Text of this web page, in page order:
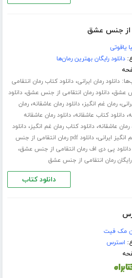
از جنس عشق
یاقوتی
دانلود رایگان بهترین رمان‌ها
دانلود رمان ایرانی،دانلود کتاب رمان انتقامی
عشق،دانلود رمان انتقامی از جنس عشق،دانلود
،رمان غم انگیز،دانلود رمان عاشقانه،رمان
،دانلود کتاب عاشقانه،دانلود رمان عاشقانه
رمان عاشقانه،دانلود کتاب رمان غم انگیز،دانلود
انگیز ایرانی،
دانلود pdf رمان انتقامی از جنس
دانلود پی دی اف رمان انتقامی از جنس عشق،
رایگان رمان انتقامی از جنس عشق
دانلود کتاب
مک فیت
استرس